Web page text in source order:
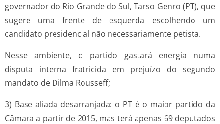
governador do Rio Grande do Sul, Tarso Genro (PT), que
sugere uma frente de esquerda escolhendo um
candidato presidencial não necessariamente petista.
Nesse ambiente, o partido gastará energia numa
disputa interna fratricida em prejuízo do segundo
mandato de Dilma Rousseff;
3) Base aliada desarranjada: o PT é o maior partido da
Câmara a partir de 2015, mas terá apenas 69 deputados